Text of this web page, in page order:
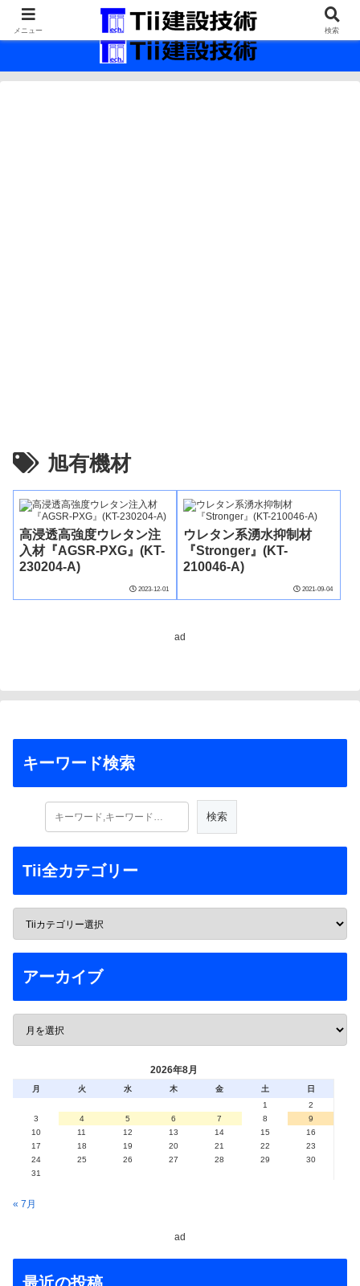
最新の建設技術の情報インフラ。
旭有機材
高浸透高強度ウレタン注
入材『AGSR-PXG』(KT-
230204-A)
2023-12-01
ウレタン系湧水抑制材
『Stronger』(KT-
210046-A)
2021-09-04
ad
キーワード検索
Tii全カテゴリー
アーカイブ
2026年8月
月 火 水 木 金 土
日
1
2
3
4 5 6 7 8
9
10
11 12 13 14 15
16
17
18 19 20 21 22
23
24
25 26 27 28 29
30
31
« 7月
ad
メニュー 検索